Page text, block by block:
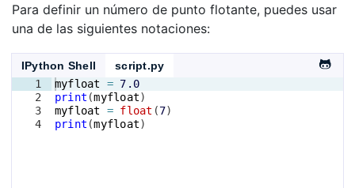
Para definir un número de punto flotante, puedes usar
una de las siguientes notaciones:
IPython Shell
script.py
1
2
3
4
myfloat = 7.0
print (myfloat)
myfloat
= float (7)
print (myfloat)